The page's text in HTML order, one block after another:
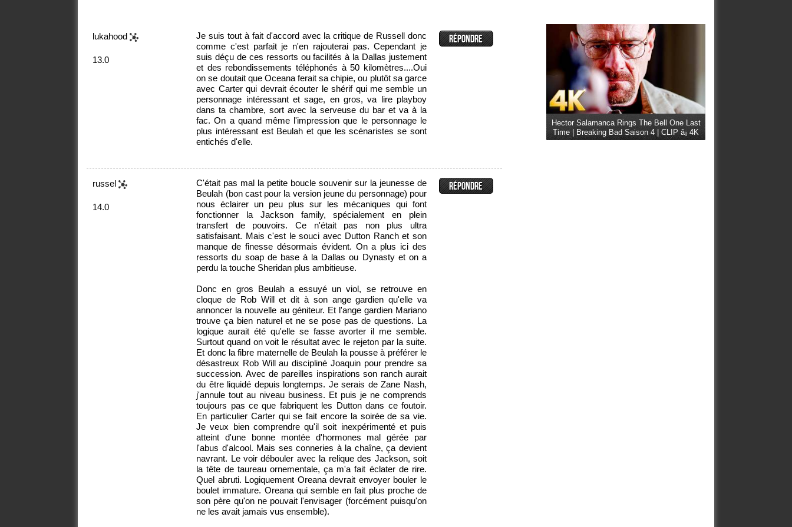
lukahood
13.0
Je suis tout à fait d'accord avec la critique de Russell donc
comme c'est parfait je n'en rajouterai pas. Cependant je
suis déçu de ces ressorts ou facilités à la Dallas justement
et des rebondissements téléphonés à 50 kilomètres....Oui
on se doutait que Oceana ferait sa chipie, ou plutôt sa garce
avec Carter qui devrait écouter le shérif qui me semble un
personnage intéressant et sage, en gros, va lire playboy
dans ta chambre, sort avec la serveuse du bar et va à la
fac. On a quand même l'impression que le personnage le
plus intéressant est Beulah et que les scénaristes se sont
entichés d'elle.
russel
14.0
C'était pas mal la petite boucle souvenir sur la jeunesse de
Beulah (bon cast pour la version jeune du personnage) pour
nous éclairer un peu plus sur les mécaniques qui font
fonctionner la Jackson family, spécialement en plein
transfert de pouvoirs. Ce n'était pas non plus ultra
satisfaisant. Mais c'est le souci avec Dutton Ranch et son
manque de finesse désormais évident. On a plus ici des
ressorts du soap de base à la Dallas ou Dynasty et on a
perdu la touche Sheridan plus ambitieuse.
Donc en gros Beulah a essuyé un viol, se retrouve en
cloque de Rob Will et dit à son ange gardien qu'elle va
annoncer la nouvelle au géniteur. Et l'ange gardien Mariano
trouve ça bien naturel et ne se pose pas de questions. La
logique aurait été qu'elle se fasse avorter il me semble.
Surtout quand on voit le résultat avec le rejeton par la suite.
Et donc la fibre maternelle de Beulah la pousse à préférer le
désastreux Rob Will au discipliné Joaquin pour prendre sa
succession. Avec de pareilles inspirations son ranch aurait
du être liquidé depuis longtemps. Je serais de Zane Nash,
j'annule tout au niveau business. Et puis je ne comprends
toujours pas ce que fabriquent les Dutton dans ce foutoir.
En particulier Carter qui se fait encore la soirée de sa vie.
Je veux bien comprendre qu'il soit inexpérimenté et puis
atteint d'une bonne montée d'hormones mal gérée par
l'abus d'alcool. Mais ses conneries à la chaîne, ça devient
navrant. Le voir débouler avec la relique des Jackson, soit
la tête de taureau ornementale, ça m'a fait éclater de rire.
Quel abruti. Logiquement Oreana devrait envoyer bouler le
boulet immature. Oreana qui semble en fait plus proche de
son père qu'on ne pouvait l'envisager (forcément puisqu'on
ne les avait jamais vus ensemble).
Hector Salamanca Rings The Bell One Last
Time | Breaking Bad Saison 4 | CLIP â¡ 4K